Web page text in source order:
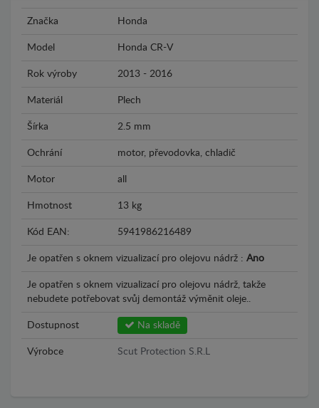
Značka Honda
Model Honda CR-V
Rok výroby 2013 - 2016
Materiál Plech
Šírka 2.5 mm
Ochrání motor, převodovka, chladič
Motor all
Hmotnost 13 kg
Kód EAN: 5941986216489
Je opatřen s oknem vizualizací pro olejovu nádrž : Ano
Je opatřen s oknem vizualizací pro olejovu nádrž, takže
nebudete potřebovat svůj demontáž výměnit oleje..
Dostupnost Na skladě
Výrobce Scut Protection S.R.L